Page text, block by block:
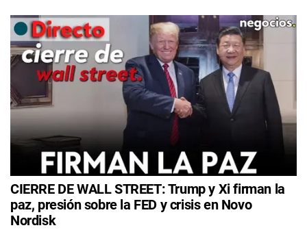
CIERRE DE WALL STREET: Trump y Xi firman la
paz, presión sobre la FED y crisis en Novo
Nordisk